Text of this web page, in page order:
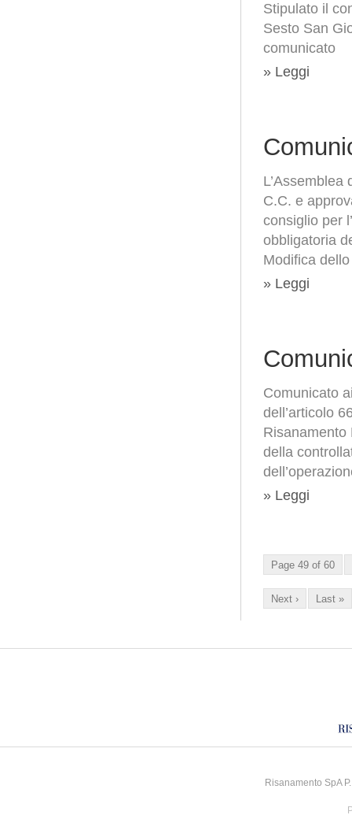
Stipulato il
Sesto San
comunicato
» Leggi
L’Assemblea
C.C. e
consiglio per
obbligatoria
Modifica
» Leggi
Comunicato
dell’articolo
Risanamento
della
» Leggi
Page 49 of 60
Next › Last »
Risanamento SpA